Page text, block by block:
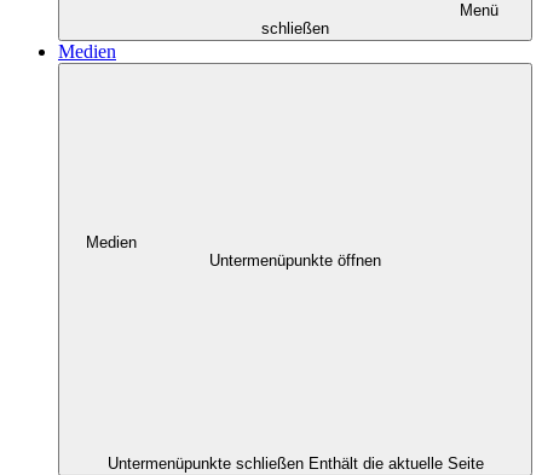
Menü
schließen
Medien
Medien
Untermenüpunkte öffnen
Untermenüpunkte schließen Enthält die aktuelle Seite